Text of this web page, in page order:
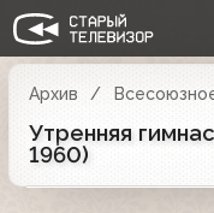
Архив
Утренняя
1960)